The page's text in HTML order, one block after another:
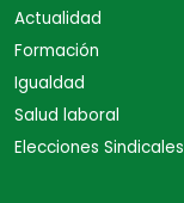
Actualidad
Formación
Igualdad
Salud laboral
Elecciones Sindicales